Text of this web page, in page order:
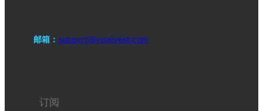
邮箱： support@youjivest.com